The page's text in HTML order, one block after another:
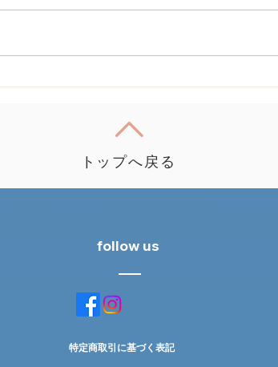
トップへ戻る
follow us
特定商取引に基づく表記